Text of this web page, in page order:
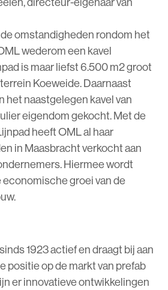
omstandigheden rondom het
wederom een kavel
is maar liefst 6.500 m2 groot
Koeweide. Daarnaast
het naastgelegen kavel van
eigendom gekocht. Met de
heeft OML al haar
in Maasbracht verkocht aan
Hiermee wordt
economische groei van de
1923 actief en draagt bij aan
positie op de markt van prefab
er innovatieve ontwikkelingen